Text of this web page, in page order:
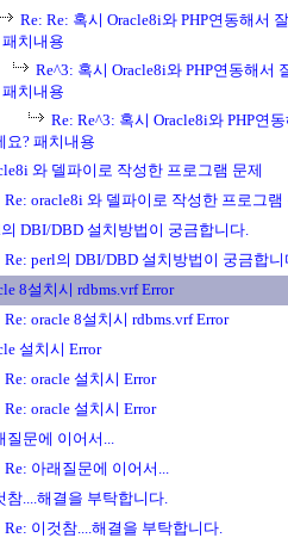
Re: Re: 혹시 Oracle8i와 PHP연동해서
패치내용
Re^3: 혹시 Oracle8i와 PHP연동해서
패치내용
Re: Re^3: 혹시 Oracle8i와 PHP연
요? 패치내용
와 델파이로 작성한 프로그램 문제
Re: oracle8i 와 델파이로 작성한 프로그램
DBI/DBD 설치방법이 궁금합니다.
Re: perl의 DBI/DBD 설치방법이 궁금합니
8설치시 rdbms.vrf Error
Re: oracle 8설치시 rdbms.vrf Error
설치시 Error
Re: oracle 설치시 Error
Re: oracle 설치시 Error
질문에 이어서...
Re: 아래질문에 이어서...
참....해결을 부탁합니다.
Re: 이것참....해결을 부탁합니다.